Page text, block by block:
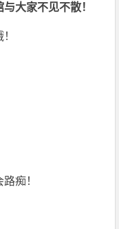
与大家不见不散！
痴！